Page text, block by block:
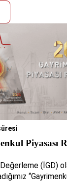
Piyasası
(İGD)